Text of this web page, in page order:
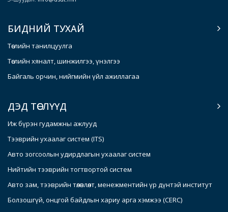
БИДНИЙ ТУХАЙ
Төслийн танилцуулга
Төслийн хяналт, шинжилгээ, үнэлгээ
Байгаль орчин, нийгмийн үйл ажиллагаа
ДЭД ТӨСЛҮҮД
Иж бүрэн гудамжны ажлууд
Тээврийн ухаалаг систем (ITS)
Авто зогсоолын удирдлагын ухаалаг систем
Нийтийн тээврийн тогтвортой систем
Авто зам, тээврийн төлөвлөлт, менежментийн үр дүнтэй институт
Болзошгүй, онцгой байдлын хариу арга хэмжээ (CERC)